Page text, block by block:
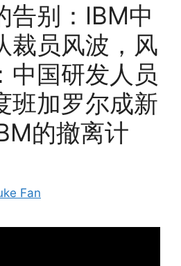
告别：IBM中
裁员风波，风
中国研发人员
班加罗尔成新
的撤离计
Fan